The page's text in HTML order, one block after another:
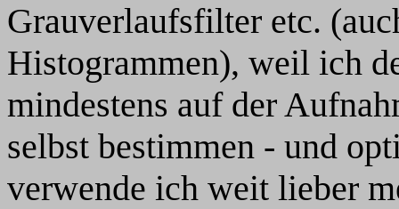
Grauverlaufsfilter etc.
Histogrammen), weil ich
mindestens auf der
selbst bestimmen - und
verwende ich weit lieber